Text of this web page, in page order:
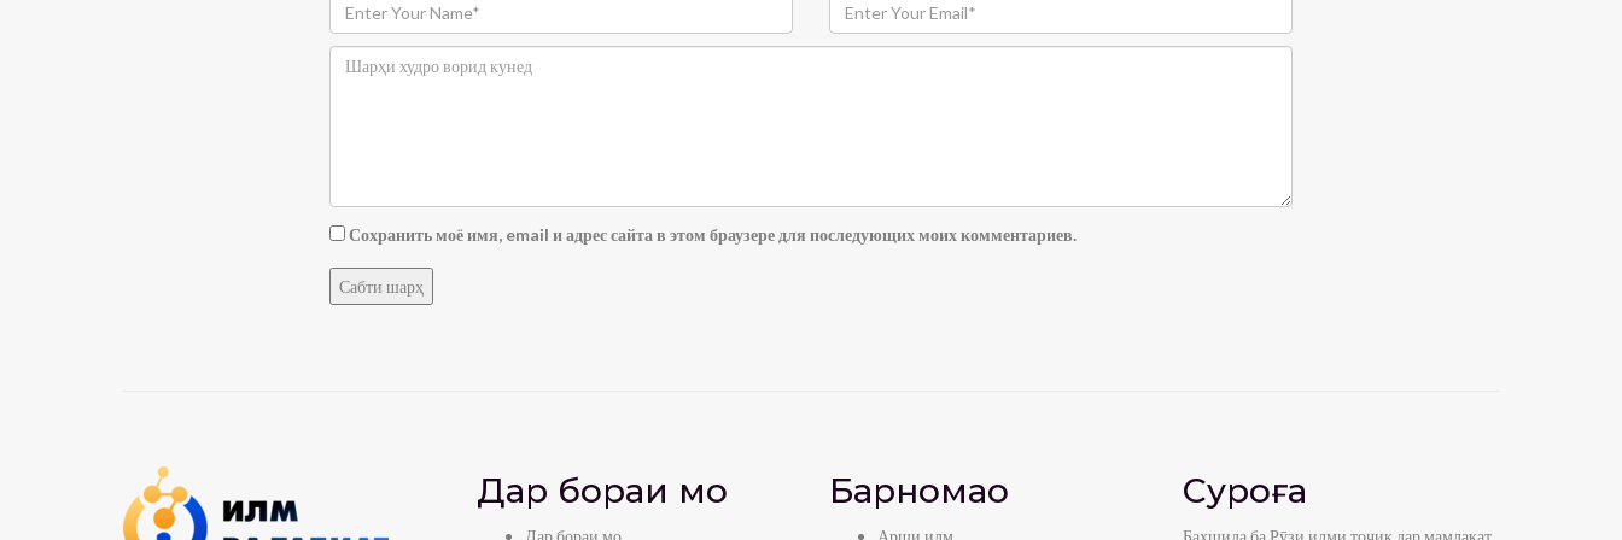
Сохранить моё имя, email и адрес сайта в этом браузере для последующих моих комментариев.
Дар бораи мо
Дар бораи мо
Барномаҳо
Арши илм
Суроға
Бахшида ба Рӯзи илми тоҷик дар мамлакат